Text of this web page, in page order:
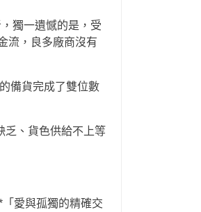
獨一遺憾的是，受
流，良多廠商沒有
備貨完成了雙位數
乏、貨色供給不上等
愛與孤獨的精確交